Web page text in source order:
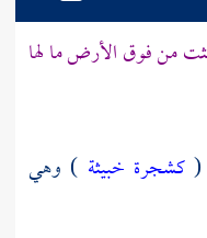
من فوق الأرض ما لها
(كشجرة خبيثة ) وهي